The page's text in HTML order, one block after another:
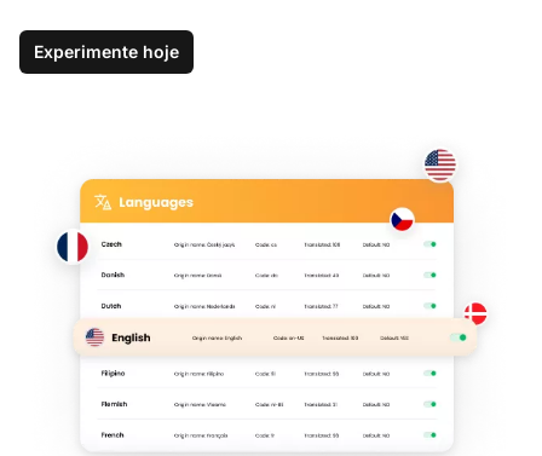
Experimente hoje